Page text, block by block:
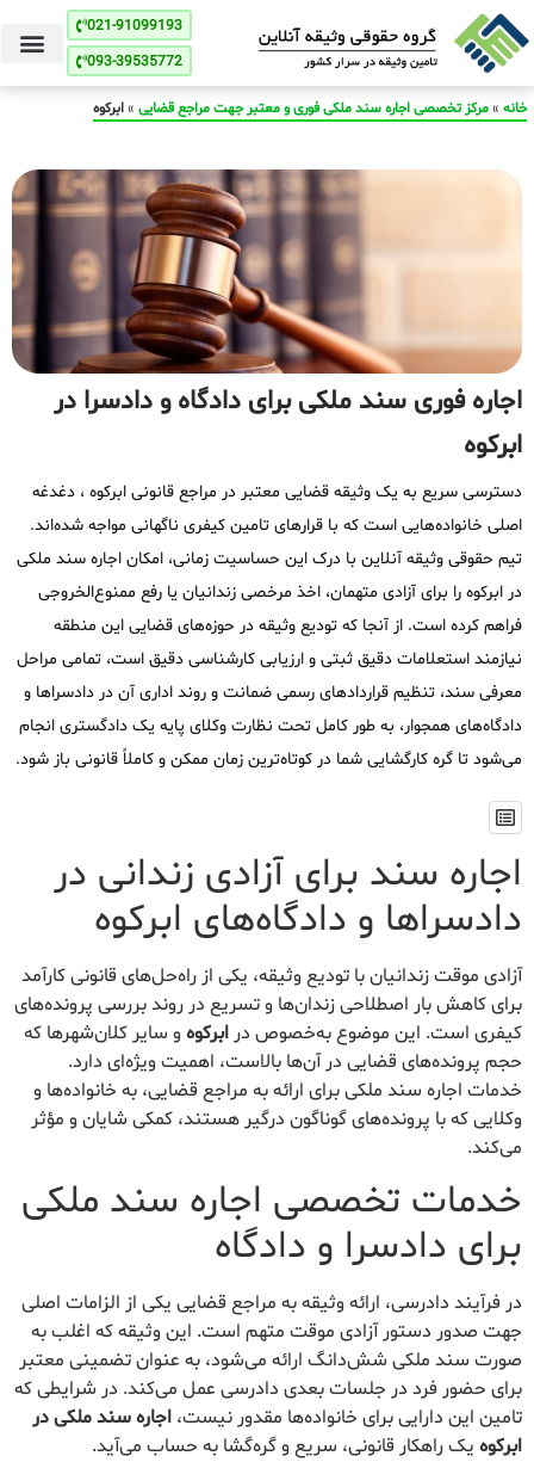
021-91099193
093-39535772
خانه »مرکز تخصصی اجاره سند ملکی فوری و معتبر جهت مراجع قضایی »ابرکوه
اجاره فوری سند ملکی برای دادگاه و دادسرا در
ابرکوه
دسترسی سریع به یک وثیقه قضایی معتبر در مراجع قانونی ابرکوه ، دغدغه
اصلی خانواده‌هایی است که با قرارهای تامین کیفری ناگهانی مواجه شده‌اند.
تیم حقوقی وثیقه آنلاین با درک این حساسیت زمانی، امکان اجاره سند ملکی
در ابرکوه را برای آزادی متهمان، اخذ مرخصی زندانیان یا رفع ممنوع‌الخروجی
فراهم کرده است. از آنجا که تودیع وثیقه در حوزه‌های قضایی این منطقه
نیازمند استعلامات دقیق ثبتی و ارزیابی کارشناسی دقیق است، تمامی مراحل
معرفی سند، تنظیم قراردادهای رسمی ضمانت و روند اداری آن در دادسراها و
دادگاه‌های همجوار، به طور کامل تحت نظارت وکلای پایه یک دادگستری انجام
می‌شود تا گره کارگشایی شما در کوتاه‌ترین زمان ممکن و کاملاً قانونی باز شود.
اجاره سند برای آزادی زندانی در
دادسراها و دادگاه‌های ابرکوه
آزادی موقت زندانیان با تودیع وثیقه، یکی از راه‌حل‌های قانونی کارآمد
برای کاهش بار اصطلاحی زندان‌ها و تسریع در روند بررسی پرونده‌های
کیفری است. این موضوع به‌خصوص در ابرکوهو سایر کلان‌شهرها که
حجم پرونده‌های قضایی در آن‌ها بالاست، اهمیت ویژه‌ای دارد.
خدمات اجاره سند ملکی برای ارائه به مراجع قضایی، به خانواده‌ها و
وکلایی که با پرونده‌های گوناگون درگیر هستند، کمکی شایان و مؤثر
می‌کند.
خدمات تخصصی اجاره سند ملکی
برای دادسرا و دادگاه
در فرآیند دادرسی، ارائه وثیقه به مراجع قضایی یکی از الزامات اصلی
جهت صدور دستور آزادی موقت متهم است. این وثیقه که اغلب به
صورت سند ملکی شش‌دانگ ارائه می‌شود، به عنوان تضمینی معتبر
برای حضور فرد در جلسات بعدی دادرسی عمل می‌کند. در شرایطی که
تامین این دارایی برای خانواده‌ها مقدور نیست، اجاره سند ملکی در
ابرکوه یک راهکار قانونی، سریع و گره‌گشا به حساب می‌آید.